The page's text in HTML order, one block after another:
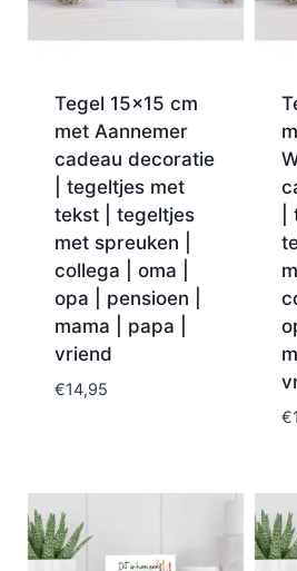
Tegel 15×15 cm
met Aannemer
cadeau decoratie
| tegeltjes met
tekst | tegeltjes
met spreuken |
collega | oma |
opa | pensioen |
mama | papa |
vriend
€14,95
€